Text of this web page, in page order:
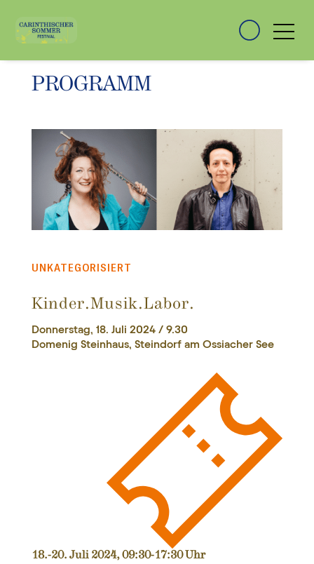
PROGRAMM
UNKATEGORISIERT
Kinder.Musik.Labor.
Donnerstag, 18. Juli 2024 / 9.30
Domenig Steinhaus, Steindorf am Ossiacher See
18.-20. Juli 2024, 09:30-17:30 Uhr